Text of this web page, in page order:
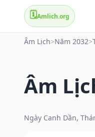
🗓️Amlich.org
Âm Lịch>Năm 2032>
Âm
Ngày Canh Dần,